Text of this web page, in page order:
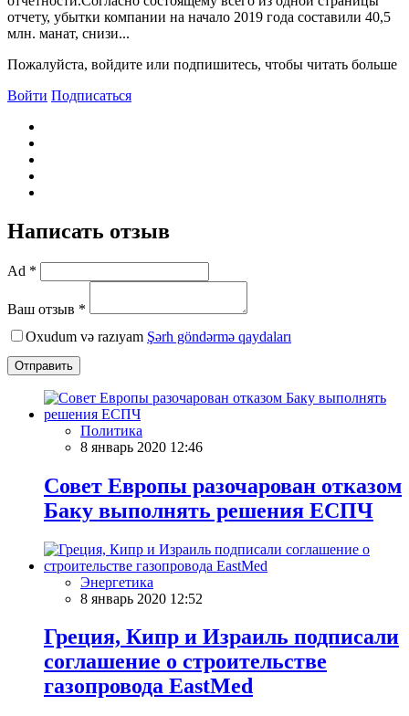
отчету, убытки компании на начало 2019 года составили 40,5
млн. манат, снизи...
Пожалуйста, войдите или подпишитесь, чтобы читать больше
Войти Подписаться
Написать отзыв
Ad *
Ваш отзыв *
Oxudum və razıyam Şərh göndərmə qaydaları
Отправить
Политика
8 январь 2020 12:46
Совет Европы разочарован отказом
Баку выполнять решения ЕСПЧ
Энергетика
8 январь 2020 12:52
Греция, Кипр и Израиль подписали
соглашение о строительстве
газопровода EastMed